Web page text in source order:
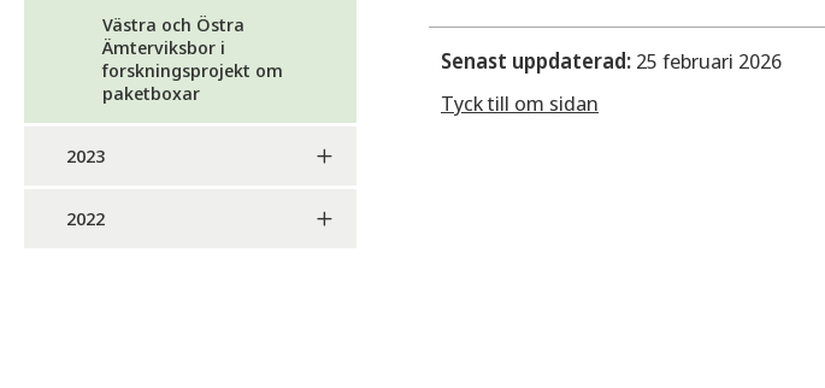
Västra och Östra
Ämterviksbor i
forskningsprojekt om
paketboxar
2023
2022
Senast uppdaterad: 25 februari 2026
Tyck till om sidan